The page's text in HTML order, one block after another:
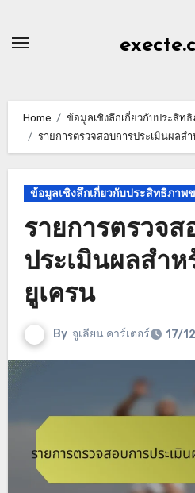
Home
ข้อมูลเชิงลึกเกี่ยวกับประสิท
รายการตรวจสอบการประเมินผลส
ข้อมูลเชิงลึกเกี่ยวกับประสิทธิภาพ
รายการตรวจส
ประเมินผลสำ
ยูเครน
By จูเลียน คาร์เตอร์ 17/